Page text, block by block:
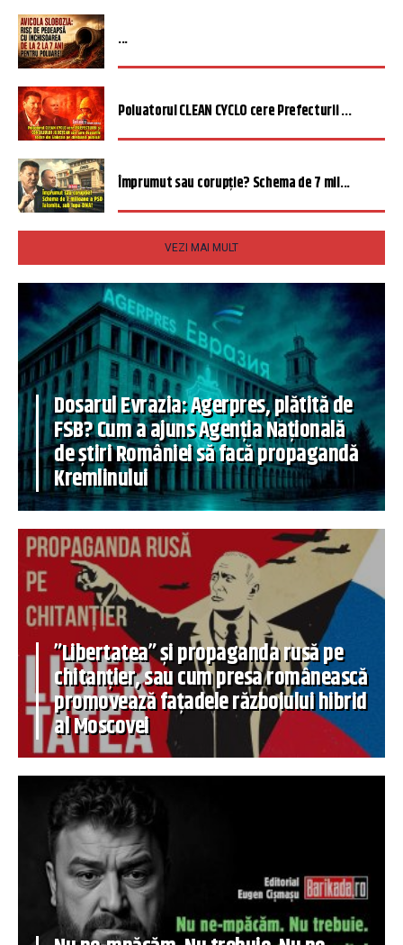
...
Poluatorul CLEAN CYCLO cere Prefecturii ...
Împrumut sau corupție? Schema de 7 mil...
VEZI MAI MULT
Dosarul Evrazia: Agerpres, plătită de
FSB? Cum a ajuns Agenția Națională
de știri României să facă propagandă
Kremlinului
”Libertatea” și propaganda rusă pe
chitanțier, sau cum presa românească
promovează fațadele războiului hibrid
al Moscovei